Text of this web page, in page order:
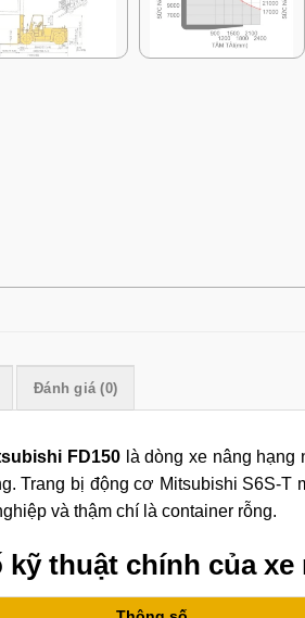
Đánh giá (0)
FD150là dòng xe nâng hạng
Trang bị động cơ Mitsubishi S6S-
và thậm chí là container rỗng.
thuật chính của xe